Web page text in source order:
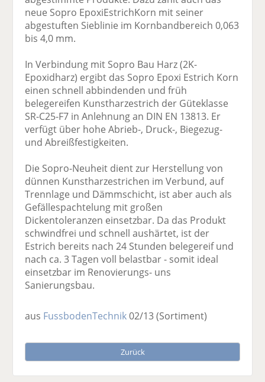
neue Sopro EpoxiEstrichKorn mit seiner
abgestuften Sieblinie im Kornbandbereich 0,063
bis 4,0 mm.
In Verbindung mit Sopro Bau Harz (2K-
Epoxidharz) ergibt das Sopro Epoxi Estrich Korn
einen schnell abbindenden und früh
belegereifen Kunstharzestrich der Güteklasse
SR-C25-F7 in Anlehnung an DIN EN 13813. Er
verfügt über hohe Abrieb-, Druck-, Biegezug-
und Abreißfestigkeiten.
Die Sopro-Neuheit dient zur Herstellung von
dünnen Kunstharzestrichen im Verbund, auf
Trennlage und Dämmschicht, ist aber auch als
Gefällespachtelung mit großen
Dickentoleranzen einsetzbar. Da das Produkt
schwindfrei und schnell aushärtet, ist der
Estrich bereits nach 24 Stunden belegereif und
nach ca. 3 Tagen voll belastbar - somit ideal
einsetzbar im Renovierungs- uns
Sanierungsbau.
aus FussbodenTechnik02/13(Sortiment)
Zurück